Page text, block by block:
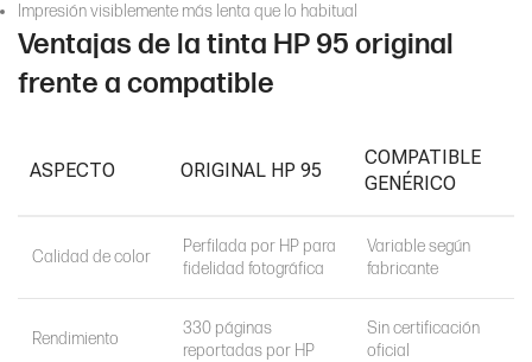
Impresión visiblemente más lenta que lo habitual
Ventajas de la tinta HP 95 original
frente a compatible
ASPECTO ORIGINAL HP 95
COMPATIBLE
GENÉRICO
Calidad de color
Perfilada por HP para
fidelidad fotográfica
Variable según
fabricante
Rendimiento
330 páginas
reportadas por HP
Sin certificación
oficial